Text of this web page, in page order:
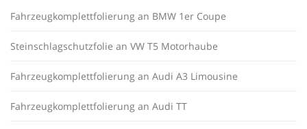
Fahrzeugkomplettfolierung an BMW 1er Coupe
Steinschlagschutzfolie an VW T5 Motorhaube
Fahrzeugkomplettfolierung an Audi A3 Limousine
Fahrzeugkomplettfolierung an Audi TT